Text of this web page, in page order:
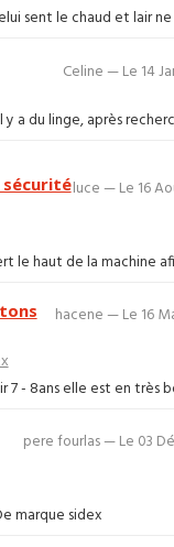
sent le chaud et lair ne
Celine — Le 14
a du linge, après
luce — Le 16
sécurité
le haut de la machine
hacene — Le 16
- 8ans elle est en très
pere fourlas — Le 03
marque sidex